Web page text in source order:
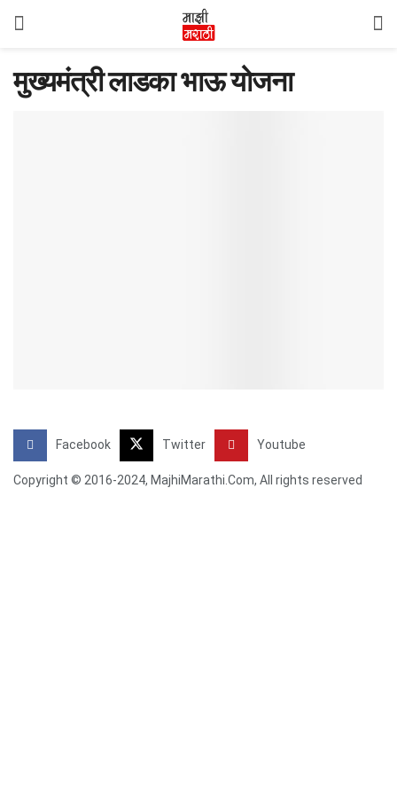
मुख्यमंत्री लाडका भाऊ योजना
Facebook Twitter Youtube
Copyright © 2016-2024, MajhiMarathi.Com, All rights reserved